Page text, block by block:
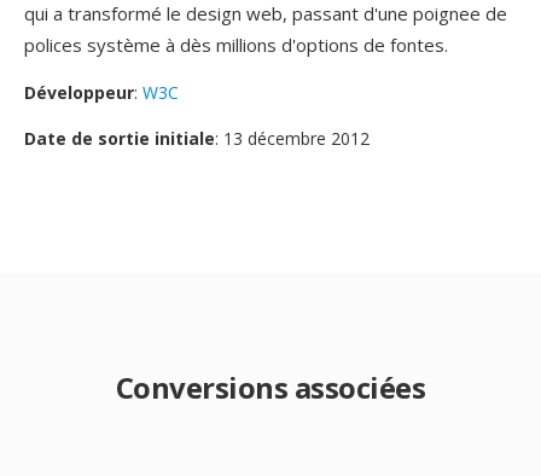
qui a transformé le design web, passant d'une poignee de
polices système à dès millions d'options de fontes.
Développeur: W3C
Date de sortie initiale: 13 décembre 2012
Conversions associées